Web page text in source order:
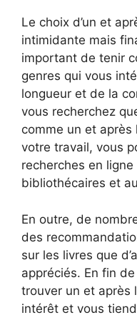
Le choix d’un et
intimidante mais
important de tenir
genres qui vous
longueur et de la
vous recherchez
comme un et
votre travail, vous
recherches en
bibliothécaires et
En outre, de
des
sur les livres que
appréciés. En fin
trouver un et après
intérêt et vous